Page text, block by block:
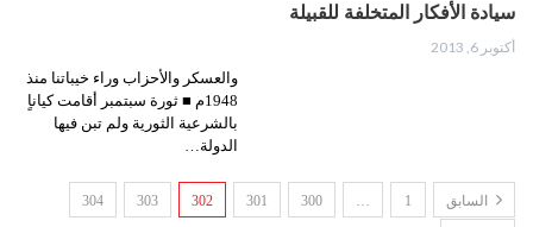
سيادة الأفكار المتخلفة للقبيلة
أكتوبر 6, 2013
والعسكر والأحزاب وراء خيباتنا منذ
1948م ■ ثورة سبتمبر أقامت كياناٍ
بالشرعية الثورية ولم تبن فيها
الدولة…
السابق 1
…
300
301
302
303
304